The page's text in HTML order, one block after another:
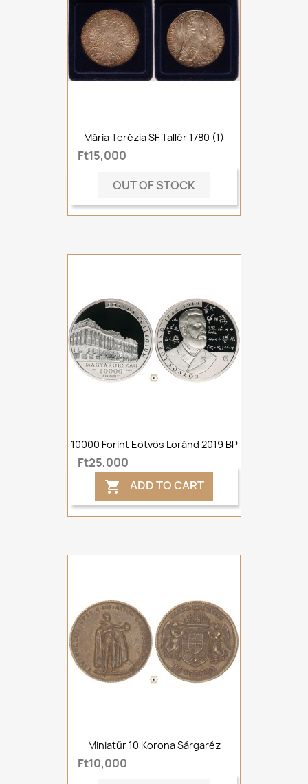
Mária Terézia SF Tallér 1780 (1)
Ft15,000
OUT OF STOCK
10000 Forint Eötvös Loránd 2019 BP
Ft25,000
 ADD TO CART
Miniatűr 10 Korona Sárgaréz
Ft10,000